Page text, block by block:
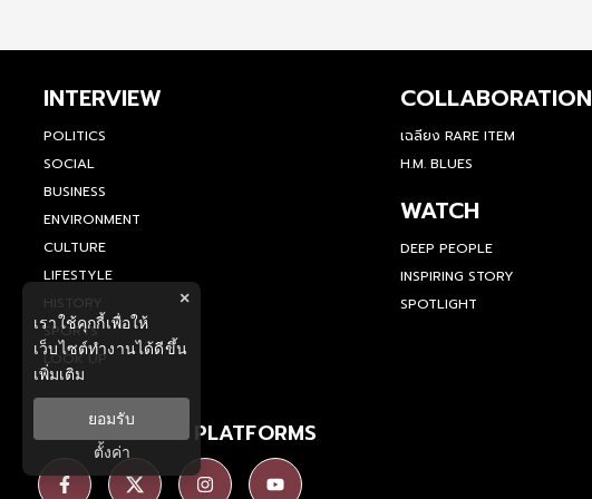
INTERVIEW
POLITICS
SOCIAL
BUSINESS
ENVIRONMENT
CULTURE
LIFESTYLE
HISTORY
SPORTS
LOOK UP
COLLABORATION
เฉลียง RARE ITEM
H.M. BLUES
WATCH
DEEP PEOPLE
INSPIRING STORY
SPOTLIGHT
SOCIAL MEDIA PLATFORMS
×
เราใช้คุกกี้เพื่อให้
เว็บไซต์ทำงานได้ดีขึ้น
เพิ่มเติม
ยอมรับ
ตั้งค่า